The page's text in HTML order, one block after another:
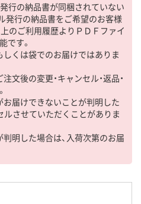
発行の納品書が同梱されていない
発行の納品書をご希望のお客様
上のご利用履歴よりＰＤＦファイ
です。
しくは袋でのお届けではありま
文後の変更・キャンセル・返品・
お届けできないことが判明した
ルさせていただくことがありま
判明した場合は、入荷次第のお届